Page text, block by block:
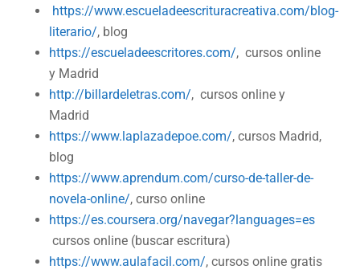
https://www.escueladeescrituracreativa.com/blog-
literario/, blog
https://escueladeescritores.com/, cursos online
y Madrid
http://billardeletras.com/, cursos online y
Madrid
https://www.laplazadepoe.com/, cursos Madrid,
blog
https://www.aprendum.com/curso-de-taller-de-
novela-online/, curso online
https://es.coursera.org/navegar?languages=es
cursos online (buscar escritura)
https://www.aulafacil.com/, cursos online gratis